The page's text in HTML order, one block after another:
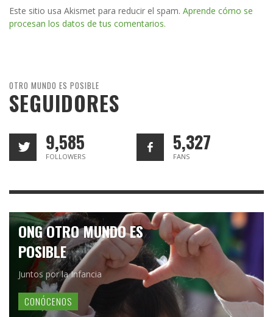
Este sitio usa Akismet para reducir el spam. Aprende cómo se
procesan los datos de tus comentarios.
OTRO MUNDO ES POSIBLE
SEGUIDORES
9,585
FOLLOWERS
5,327
FANS
ONG OTRO MUNDO ES
POSIBLE
Juntos por la Infancia
CONÓCENOS